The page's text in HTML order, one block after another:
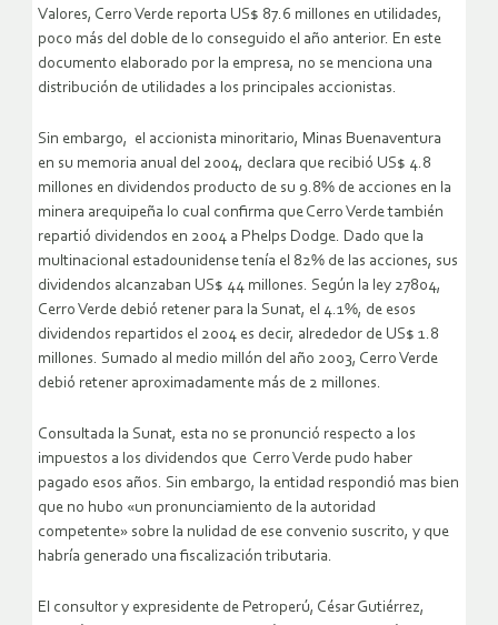
Valores, Cerro Verde reporta US$ 87.6 millones en utilidades,
poco más del doble de lo conseguido el año anterior. En este
documento elaborado por la empresa, no se menciona una
distribución de utilidades a los principales accionistas.
Sin embargo, el accionista minoritario, Minas Buenaventura
en su memoria anual del 2004, declara que recibió US$ 4.8
millones en dividendos producto de su 9.8% de acciones en la
minera arequipeña lo cual confirma que Cerro Verde también
repartió dividendos en 2004 a Phelps Dodge. Dado que la
multinacional estadounidense tenía el 82% de las acciones, sus
dividendos alcanzaban US$ 44 millones. Según la ley 27804,
Cerro Verde debió retener para la Sunat, el 4.1%, de esos
dividendos repartidos el 2004 es decir, alrededor de US$ 1.8
millones. Sumado al medio millón del año 2003, Cerro Verde
debió retener aproximadamente más de 2 millones.
Consultada la Sunat, esta no se pronunció respecto a los
impuestos a los dividendos que Cerro Verde pudo haber
pagado esos años. Sin embargo, la entidad respondió mas bien
que no hubo «un pronunciamiento de la autoridad
competente» sobre la nulidad de ese convenio suscrito, y que
habría generado una fiscalización tributaria.
El consultor y expresidente de Petroperú, César Gutiérrez,